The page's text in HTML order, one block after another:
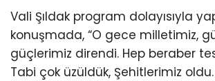
Vali Şıldak program dolayısıyla
konuşmada, “O gece milletimiz,
güçlerimiz direndi. Hep beraber
Tabi çok üzüldük, Şehitlerimiz oldu.